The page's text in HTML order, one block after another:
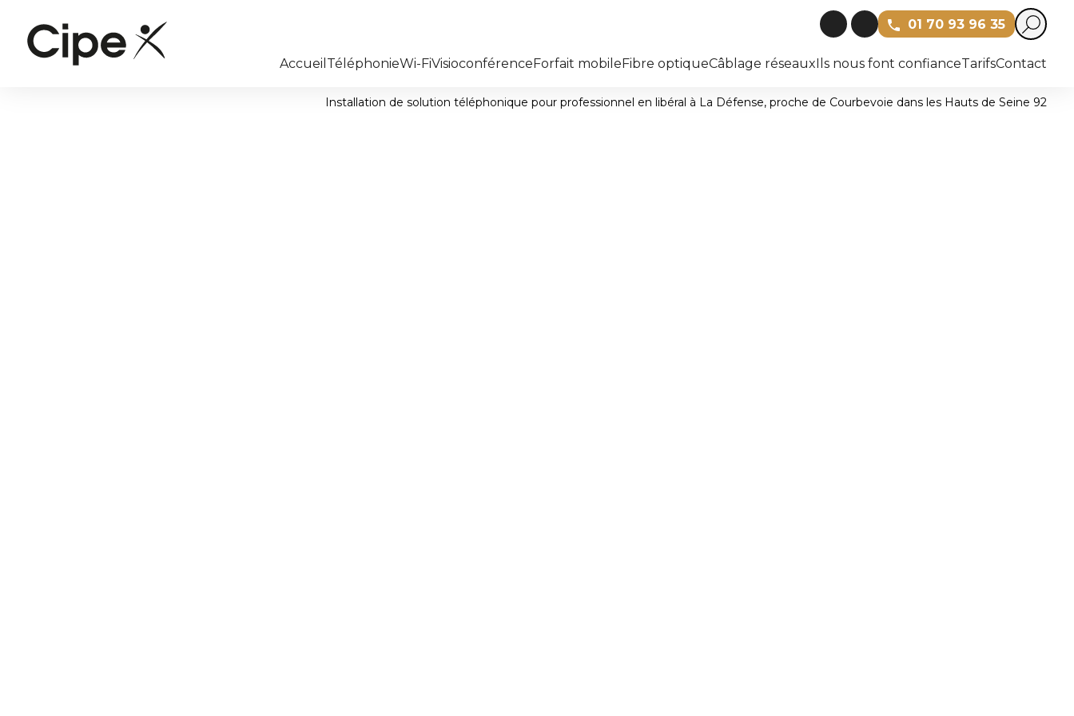
01 70 93 96 35
Accueil TéléphonieWi-FiVisioconférenceForfait mobileFibre optiqueCâblage réseauxIls nous font confianceTarifsContact
Installation de solution téléphonique pour professionnel en libéral à La Défense, proche de Courbevoie dans les Hauts de Seine 92